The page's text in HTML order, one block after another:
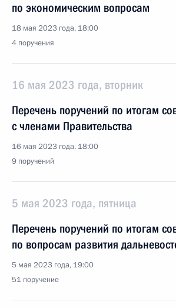
по экономическим вопросам
18 мая 2023 года, 18:00
4 поручения
16 мая 2023 года, вторник
Перечень поручений по итогам
с членами Правительства
16 мая 2023 года, 18:00
9 поручений
5 мая 2023 года, пятница
Перечень поручений по итогам
по вопросам развития
5 мая 2023 года, 19:00
51 поручение